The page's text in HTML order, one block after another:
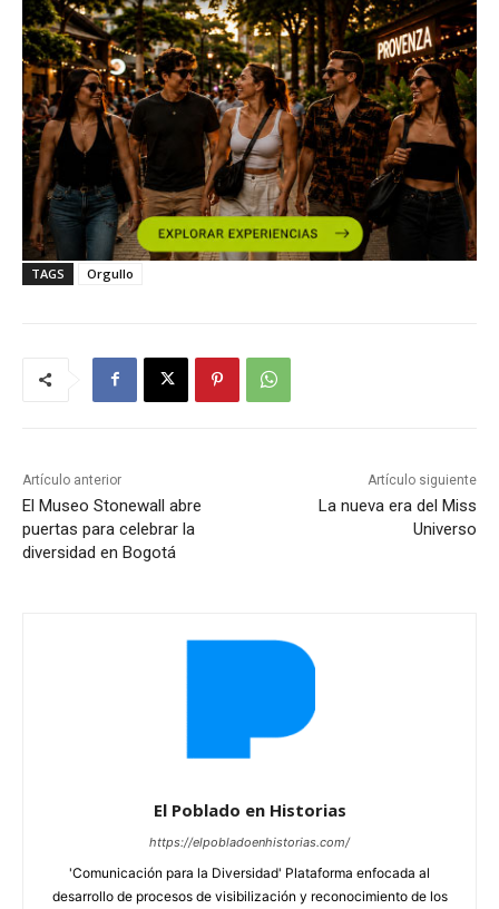
TAGS Orgullo
Artículo anterior
El Museo Stonewall abre
puertas para celebrar la
diversidad en Bogotá
Artículo siguiente
La nueva era del Miss
Universo
El Poblado en Historias
https://elpobladoenhistorias.com/
'Comunicación para la Diversidad' Plataforma enfocada al
desarrollo de procesos de visibilización y reconocimiento de los